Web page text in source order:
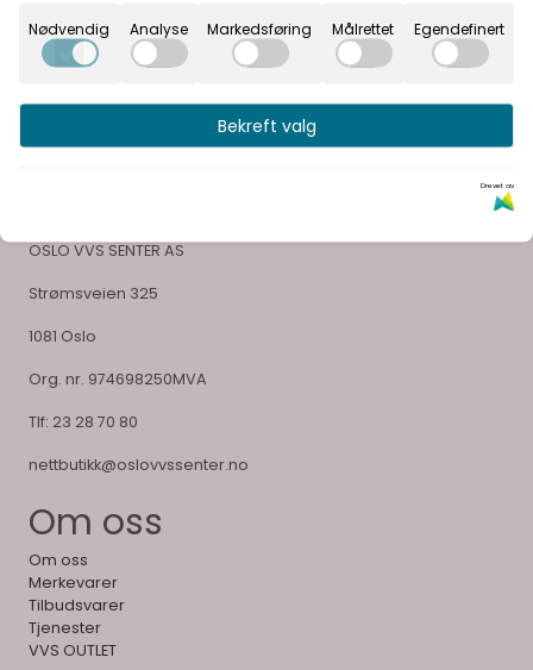
OSLO VVS SENTER AS
Strømsveien 325
1081 Oslo
Org. nr. 974698250MVA
Tlf: 23 28 70 80
nettbutikk@oslovvssenter.no
Om oss
Om oss
Merkevarer
Tilbudsvarer
Tjenester
VVS OUTLET
Nødvendig Analyse Markedsføring Målrettet Egendefinert
Bekreft valg
Drevet av